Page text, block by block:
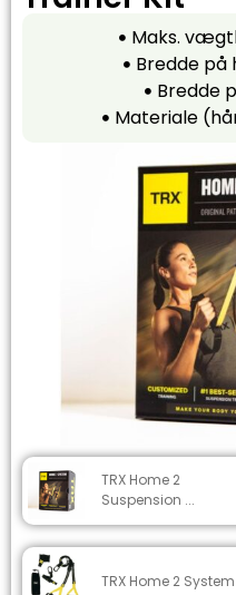
Maks.
Bredde på
Bredde
Materiale
TRX Home 2
Suspension ...
TRX Home 2 System